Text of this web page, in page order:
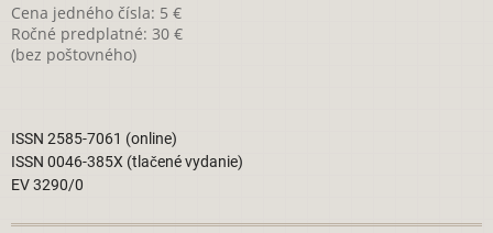
Cena jedného čísla: 5 €
Ročné predplatné: 30 €
(bez poštovného)
ISSN 2585-7061 (online)
ISSN 0046-385X (tlačené vydanie)
EV 3290/0